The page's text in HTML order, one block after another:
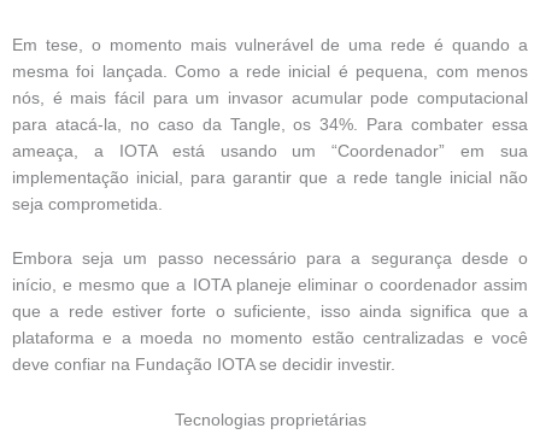
Em tese, o momento mais vulnerável de uma rede é quando a
mesma foi lançada. Como a rede inicial é pequena, com menos
nós, é mais fácil para um invasor acumular pode computacional
para atacá-la, no caso da Tangle, os 34%. Para combater essa
ameaça, a IOTA está usando um “Coordenador” em sua
implementação inicial, para garantir que a rede tangle inicial não
seja comprometida.
Embora seja um passo necessário para a segurança desde o
início, e mesmo que a IOTA planeje eliminar o coordenador assim
que a rede estiver forte o suficiente, isso ainda significa que a
plataforma e a moeda no momento estão centralizadas e você
deve confiar na Fundação IOTA se decidir investir.
Tecnologias proprietárias